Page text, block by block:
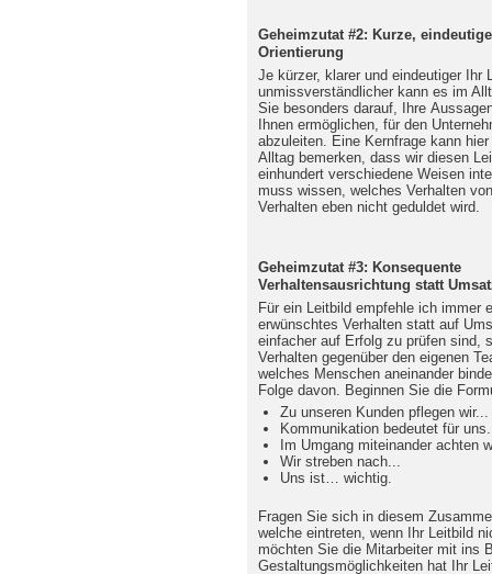
Geheimzutat #2: Kurze,
Orientierung
Je kürzer, klarer und eindeutiger Ihr
unmissverständlicher kann es im
Sie besonders darauf, Ihre
Ihnen ermöglichen, für den
abzuleiten. Eine Kernfrage kann
Alltag bemerken, dass wir diesen
einhundert verschiedene Weisen
muss wissen, welches Verhalten
Verhalten eben nicht geduldet wird.
Geheimzutat #3: Konsequente
Verhaltensausrichtung statt
Für ein Leitbild empfehle ich immer
erwünschtes Verhalten statt auf
einfacher auf Erfolg zu prüfen sind,
Verhalten gegenüber den eigenen
welches Menschen aneinander
Folge davon. Beginnen Sie die
Zu unseren Kunden pflegen wir...
Kommunikation bedeutet für
Im Umgang miteinander achten
Wir streben nach...
Uns ist… wichtig.
Fragen Sie sich in diesem
welche eintreten, wenn Ihr Leitbild
möchten Sie die Mitarbeiter mit ins
Gestaltungsmöglichkeiten hat Ihr